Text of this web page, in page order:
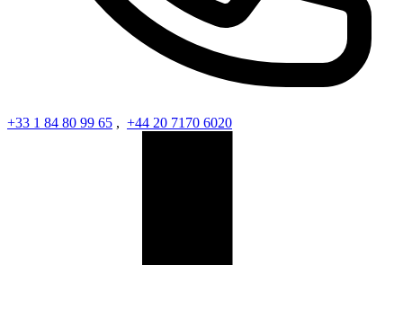
+33 1 84 80 99 65 , +44 20 7170 6020